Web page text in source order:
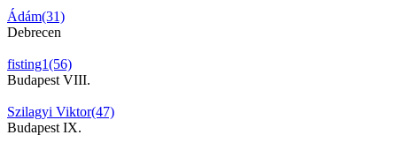
Ádám(31)
Debrecen
fisting1(56)
Budapest VIII.
Szilagyi Viktor(47)
Budapest IX.